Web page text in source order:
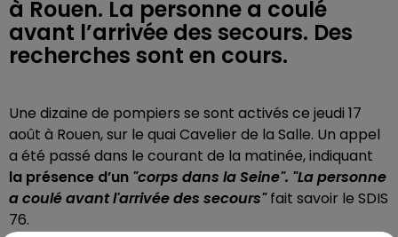
à Rouen. La personne a coulé
avant l’arrivée des secours. Des
recherches sont en cours.
Une dizaine de pompiers se sont activés ce jeudi 17
août à Rouen, sur le quai Cavelier de la Salle. Un appel
a été passé dans le courant de la matinée, indiquant
la présence d’un "corps dans la Seine". "La personne
a coulé avant l'arrivée des secours"fait savoir le SDIS
76.